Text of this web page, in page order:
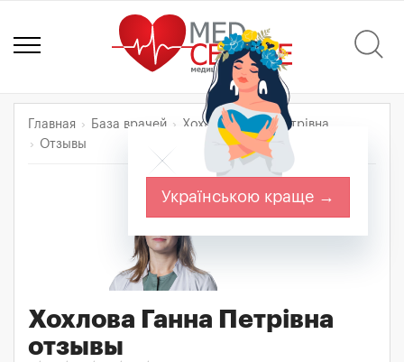
Главная База врачей
Хохлова Ганна Петрівна
Отзывы
Хохлова Ганна Петрівна
отзывы
Українською краще →